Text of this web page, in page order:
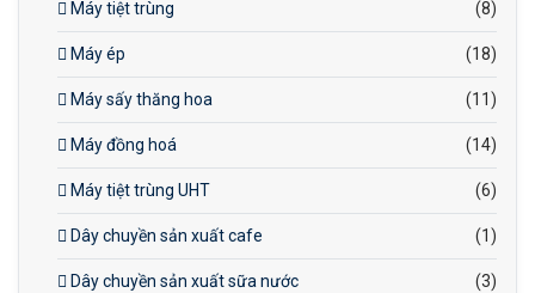
Máy tiệt trùng (8)
Máy ép (18)
Máy sấy thăng hoa (11)
Máy đồng hoá (14)
Máy tiệt trùng UHT (6)
Dây chuyền sản xuất cafe (1)
Dây chuyền sản xuất sữa nước (3)